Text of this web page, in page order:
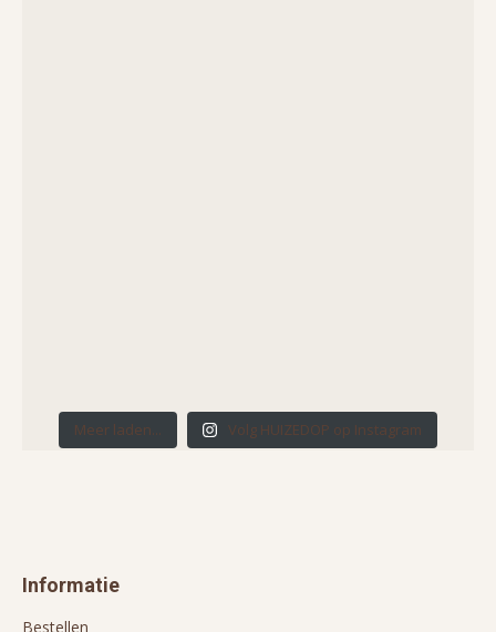
Meer laden... Volg HUIZEDOP op Instagram
Informatie
Bestellen